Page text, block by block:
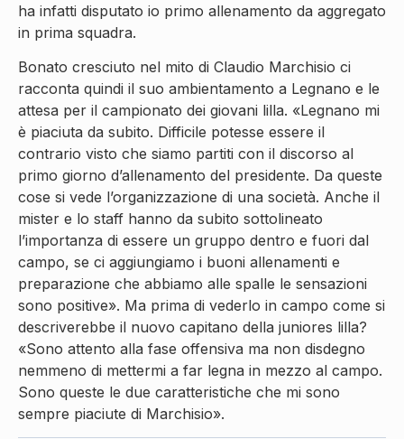
ha infatti disputato io primo allenamento da aggregato
in prima squadra.
Bonato cresciuto nel mito di Claudio Marchisio ci
racconta quindi il suo ambientamento a Legnano e le
attesa per il campionato dei giovani lilla. «Legnano mi
è piaciuta da subito. Difficile potesse essere il
contrario visto che siamo partiti con il discorso al
primo giorno d’allenamento del presidente. Da queste
cose si vede l’organizzazione di una società. Anche il
mister e lo staff hanno da subito sottolineato
l’importanza di essere un gruppo dentro e fuori dal
campo, se ci aggiungiamo i buoni allenamenti e
preparazione che abbiamo alle spalle le sensazioni
sono positive». Ma prima di vederlo in campo come si
descriverebbe il nuovo capitano della juniores lilla?
«Sono attento alla fase offensiva ma non disdegno
nemmeno di mettermi a far legna in mezzo al campo.
Sono queste le due caratteristiche che mi sono
sempre piaciute di Marchisio».